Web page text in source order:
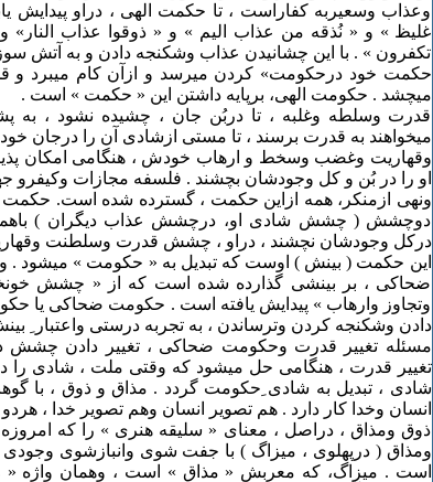
وعذاب وسعیربه کفاراست ، تا حکمت الهی ، دراو پیدایش
غلیظ » و « نُذقه من عذاب الیم » و « ذوقوا عذاب النار» و
تکفرون » . با این چشانیدن عذاب وشکنجه دادن و به آتش
حکمت خود درحکومت» کردن میرسد و ازآن کام میبرد
میچشد . حکومت الهی، برپایه داشتن این « حکمت » است .
قدرت وسلطه وغلبه ، تا دربُن جان ، چشیده نشود ، به
میخواهند به قدرت برسند ، تا مستی ازشادی آن را درجان
وقهاریت وغضب وسخط و ارهاب خودش ، هنگامی امکان
او را در بُن و کل وجودشان بچشند . فلسفه مجازات وکیفرو
ونهی ازمنکر، همه ازاین حکمت ، گسترده شده است. حکمت
دوچشش ( چشش شادی او، درچشش عذاب دیگران )
درکل وجودشان نچشند ، دراو ، چشش قدرت وسلطنت
این حکمت ( بینش ) اوست که تبدیل به « حکومت » میشود .
ضحاکی ، بر بینشی گذارده شده است که از « چشش
وتجاوز وارهاب » پیدایش یافته است . حکومت ضحاکی یا
دادن وشکنجه کردن وترساندن ، به تجربه درستی واعتبار
مسئله تغییر قدرت وحکومت ضحاکی ، تغییر دادن
تغییر قدرت ، هنگامی حل میشود که وقتی ملت ، شادی را
شادی ، تبدیل به شادی ِحکومت گردد . مذاق و ذوق ، با
انسان وخدا کار دارد . هم تصویر انسان وهم تصویر خدا ،
ذوق ومذاق ، دراصل ، معنای « سلیقه هنری » را که
ومذاق ( درپهلوی ، میزاگ ) با جفت شوی وانبازشوی وجودی
است . میزاگ، که معربش « مذاق » است ، وهمان واژه